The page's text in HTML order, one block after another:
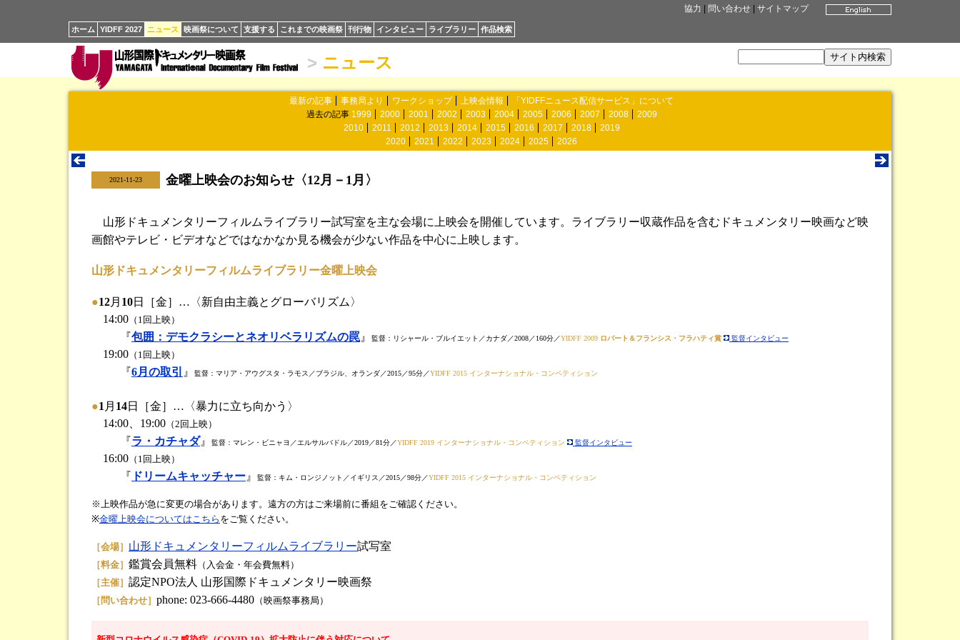
協力 問い合わせ サイトマップ
ホーム YIDFF 2027 ニュース 映画祭について 支援する これまでの映画祭 刊行物 インタビュー ライブラリー 作品検索
> ニュース
最新の記事 事務局より ワークショップ 上映会情報
「YIDFFニュース配信サービス」について
過去の記事 1999 2000 2001 2002 2003 2004 2005 2006 2007 2008
2009
2010
2011 2012 2013 2014 2015 2016 2017 2018
2019
2020
2021 2022 2023 2024 2025 2026
2021-11-23 金曜上映会のお知らせ〈12月－1月〉
山形ドキュメンタリーフィルムライブラリー試写室を主な会場に上映会を開催しています。ライブラリー収蔵作品を含むドキュメンタリー映画など映
画館やテレビ・ビデオなどではなかなか見る機会が少ない作品を中心に上映します。
山形ドキュメンタリーフィルムライブラリー金曜上映会
●12月 10日［金］…〈新自由主義とグローバリズム〉
14:00 （1回上映）
『包囲：デモクラシーとネオリベラリズムの罠 』 監督：リシャール・ブルイエット／カナダ／2008／160分／YIDFF 2009 ロバート＆フランシス・フラハティ賞 監督インタビュー
19:00 （1回上映）
『6月の取引 』 監督：マリア・アウグスタ・ラモス／ブラジル、オランダ／2015／95分／YIDFF 2015 インターナショナル・コンペティション
●1 月 14日［金］…〈暴力に立ち向かう〉
14:00、19:00 （2回上映）
『ラ・カチャダ』 監督：マレン・ビニャヨ／エルサルバドル／2019／81分／YIDFF 2019 インターナショナル・コンペティション 監督インタビュー
16:00 （1回上映）
『 ドリームキャッチャー 』 監督：キム・ロンジノット／イギリス／2015／98分／YIDFF 2015 インターナショナル・コンペティション
※上映作品が急に変更の場合があります。遠方の方はご来場前に番組をご確認ください。
※金曜上映会についてはこちら をご覧ください。
［会場］ 山形ドキュメンタリーフィルムライブラリー試写室
［料金］ 鑑賞会員無料 （入会金・年会費無料）
［主催］ 認定NPO法人 山形国際ドキュメンタリー映画祭
［問い合わせ］ phone: 023-666-4480 （映画祭事務局）